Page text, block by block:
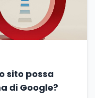
sito possa
di Google?